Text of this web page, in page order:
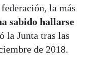
la más
sabido hallarse
la Junta tras las
de 2018.